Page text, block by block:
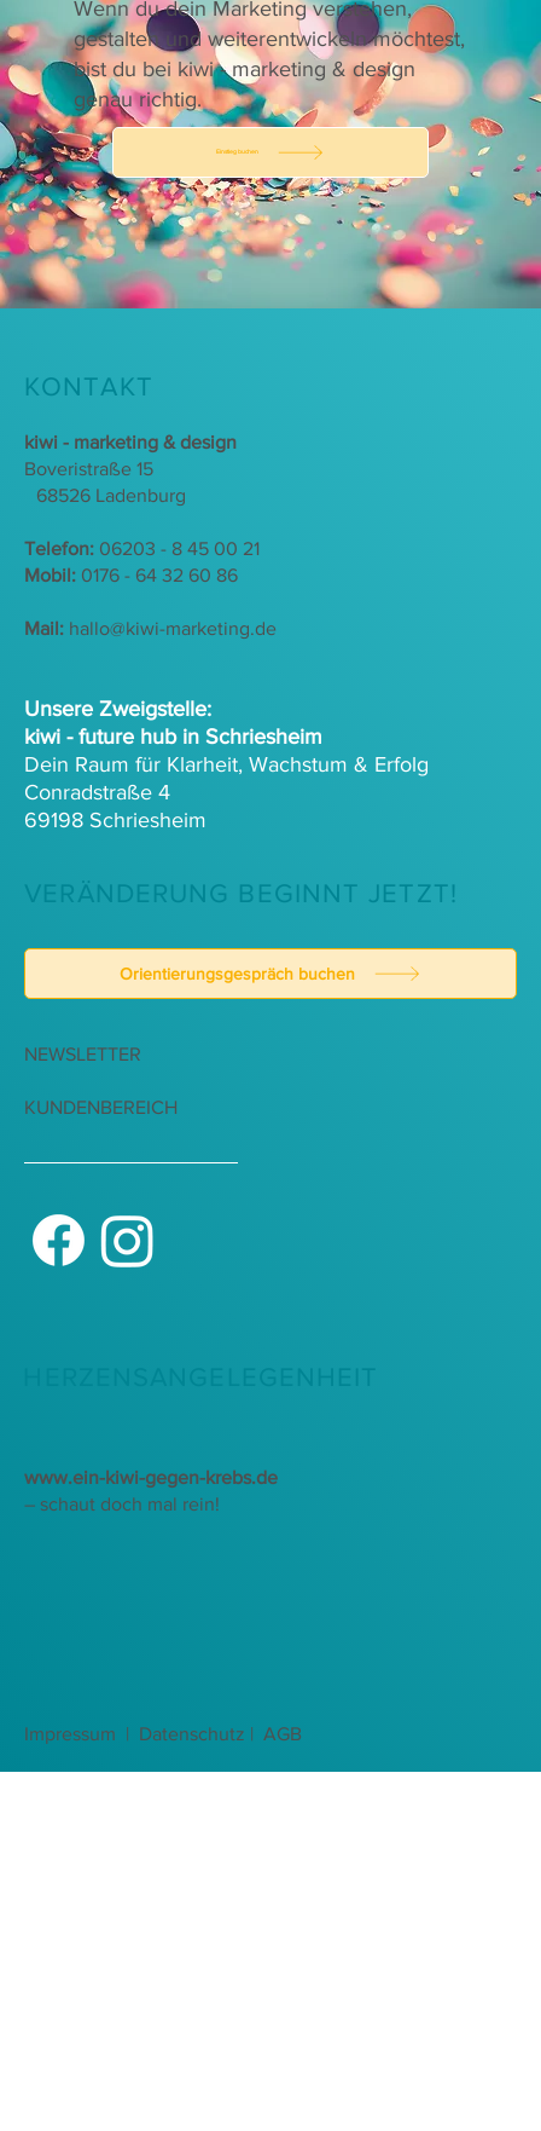
Wenn du dein Marketing verstehen,
gestalten und weiterentwickeln möchtest,
bist du bei kiwi - marketing & design
genau richtig.
Einstieg buchen
KONTAKT
kiwi - marketing & design
Boveristraße 15
68526 Ladenburg
Telefon: 06203 - 8 45 00 21
Mobil: 0176 - 64 32 60 86
Mail: hallo@kiwi-marketing.de
Unsere Zweigstelle:
kiwi - future hub in Schriesheim
Dein Raum für Klarheit, Wachstum & Erfolg
Conradstraße 4
69198 Schriesheim
VERÄNDERUNG BEGINNT JETZT!
Orientierungsgespräch buchen
NEWSLETTER
KUNDENBEREICH
www.ein-kiwi-gegen-krebs.de
– schaut doch mal rein!
Impressum | Datenschutz | AGB